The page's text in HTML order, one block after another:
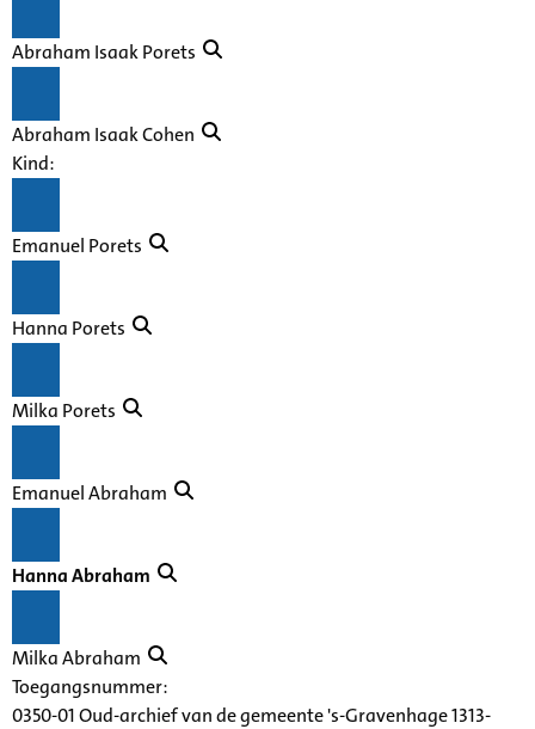
Abraham Isaak Porets
Abraham Isaak Cohen
Kind:
Emanuel Porets
Hanna Porets
Milka Porets
Emanuel Abraham
Hanna Abraham
Milka Abraham
Toegangsnummer:
0350-01 Oud-archief van de gemeente 's-Gravenhage 1313-